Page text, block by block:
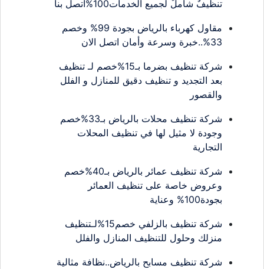
تنظيفٌ شاملٌ لجميع الخدمات100%اتصل بنا
مقاول كهرباء بالرياض بجودة 99% وخصم
33%..خبرة وسرعة وأمان اتصل الان
شركة تنظيف بضرما بـ15%خصم لـ تنظيف
بعد التجديد و تنظيف دقيق للمنازل و الفلل
والقصور
شركة تنظيف محلات بالرياض بـ33%خصم
وجودة لا مثيل لها في تنظيف المحلات
التجارية
شركة تنظيف عمائر بالرياض بـ40%خصم
وعروض خاصة على تنظيف العمائر
بجودة100% وعناية
شركة تنظيف بالزلفي خصم15%لـتنظيف
منزلك وحلول للتنظيف المنازل والفلل
شركة تنظيف مسابح بالرياض..نظافة مثالية